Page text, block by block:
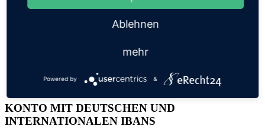
alle Funktionen von bunq Pro
plus 10 kostenlose Auslandstransaktionen pro Monat
inklusive eSIM mit 4x 2GB pro Jahr: bis zu 90 % sparen bei
reduzierte Gebühr von 0,25 % pro Krypto-Trade
bei 100 Euro Kartenumsatz wird ein Baum gepflanzt
KONTO MIT DEUTSCHEN UND
INTERNATIONALEN IBANS
Ablehnen
mehr
Powered by &